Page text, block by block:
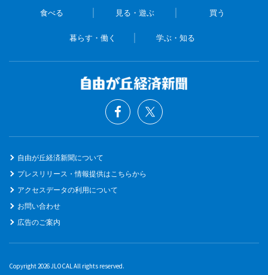
食べる 見る・遊ぶ 買う
暮らす・働く 学ぶ・知る
自由が丘経済新聞について
プレスリリース・情報提供はこちらから
アクセスデータの利用について
お問い合わせ
広告のご案内
Copyright 2026 JLOCAL All rights reserved.